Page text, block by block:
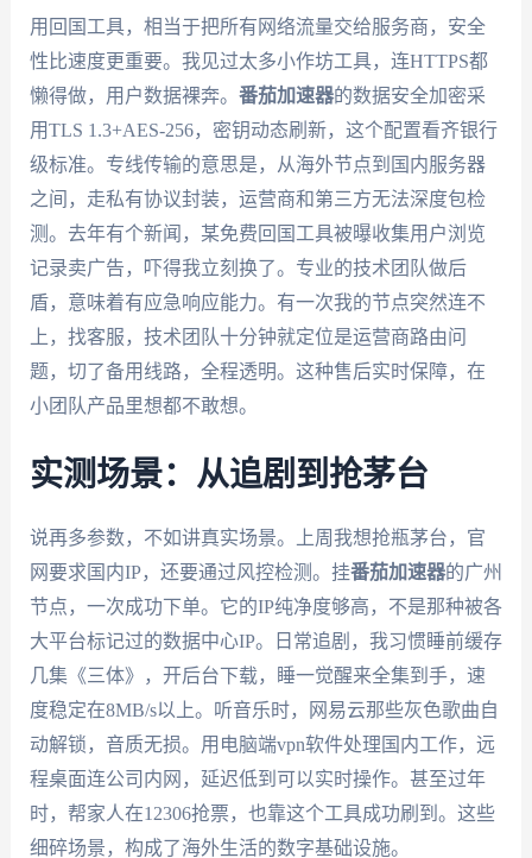
用回国工具，相当于把所有网络流量交给服务商，安全
性比速度更重要。我见过太多小作坊工具，连HTTPS都
懒得做，用户数据裸奔。 番茄加速器的数据安全加密采
用TLS 1.3+AES-256，密钥动态刷新，这个配置看齐银行
级标准。专线传输的意思是，从海外节点到国内服务器
之间，走私有协议封装，运营商和第三方无法深度包检
测。去年有个新闻，某免费回国工具被曝收集用户浏览
记录卖广告，吓得我立刻换了。专业的技术团队做后
盾，意味着有应急响应能力。有一次我的节点突然连不
上，找客服，技术团队十分钟就定位是运营商路由问
题，切了备用线路，全程透明。这种售后实时保障，在
小团队产品里想都不敢想。
实测场景：从追剧到抢茅台
说再多参数，不如讲真实场景。上周我想抢瓶茅台，官
网要求国内IP，还要通过风控检测。挂番茄加速器的广州
节点，一次成功下单。它的IP纯净度够高，不是那种被各
大平台标记过的数据中心IP。日常追剧，我习惯睡前缓存
几集《三体》，开后台下载，睡一觉醒来全集到手，速
度稳定在8MB/s以上。听音乐时，网易云那些灰色歌曲自
动解锁，音质无损。用电脑端vpn软件处理国内工作，远
程桌面连公司内网，延迟低到可以实时操作。甚至过年
时，帮家人在12306抢票，也靠这个工具成功刷到。这些
细碎场景，构成了海外生活的数字基础设施。